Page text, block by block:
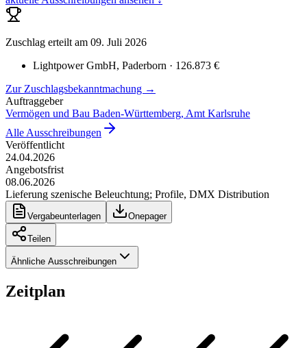
Zuschlag erteilt am 09. Juli 2026
Lightpower GmbH, Paderborn · 126.873 €
Zur Zuschlagsbekanntmachung →
Auftraggeber
Vermögen und Bau Baden-Württemberg, Amt Karlsruhe
Alle Ausschreibungen
Veröffentlicht
24.04.2026
Angebotsfrist
08.06.2026
Lieferung szenische Beleuchtung; Profile, DMX Distribution
Vergabeunterlagen Onepager
Teilen
Ähnliche Ausschreibungen
Zeitplan